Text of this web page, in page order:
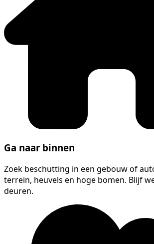
Ga naar binnen
Zoek beschutting in een gebouw of
terrein, heuvels en hoge bomen. Blijf
deuren.